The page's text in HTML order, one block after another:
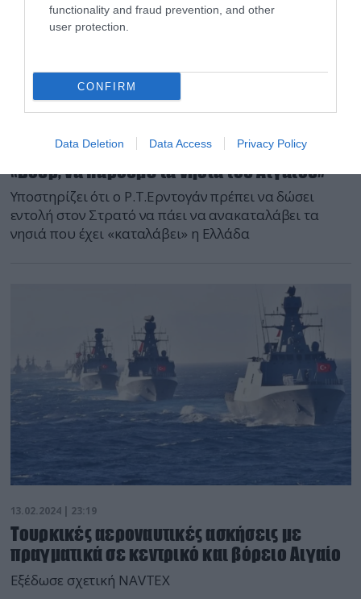
functionality and fraud prevention, and other
user protection.
CONFIRM
Data Deletion Data Access Privacy Policy
Υποψήφιος δήμαρχος Κωνσταντινούπολης:
«Βουρ, να πάρουμε τα νησιά του Αιγαίου»
Υποστηρίζει ότι ο Ρ.Τ.Ερντογάν πρέπει να δώσει
εντολή στον Στρατό να πάει να ανακαταλάβει τα
νησιά που έχει «καταλάβει» η Ελλάδα
13.02.2024 | 23:19
Τουρκικές αεροναυτικές ασκήσεις με
πραγματικά σε κεντρικό και βόρειο Αιγαίο
Εξέδωσε σχετική NAVTEX